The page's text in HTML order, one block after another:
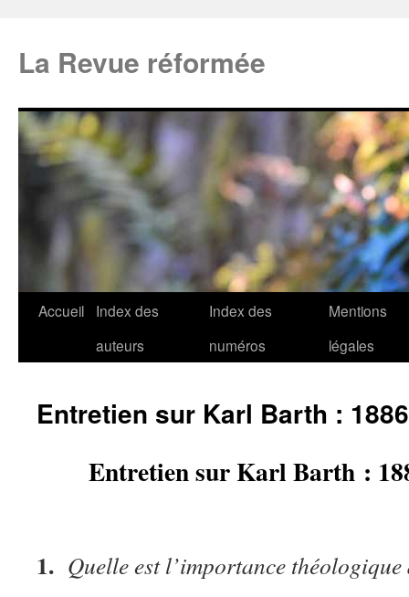
La Revue réformée
Accueil
Index des
auteurs
Index des
numéros
Mentions
légales
Entretien sur Karl Barth :
Entretien sur Karl Barth :
1. Quelle est l’importance